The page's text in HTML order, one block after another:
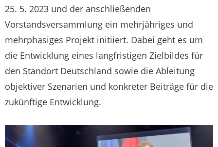
25. 5. 2023 und der anschließenden
Vorstandsversammlung ein mehrjähriges und
mehr­phasiges Projekt initiiert. Dabei geht es um
die Entwicklung eines langfristigen Zielbildes für
den Standort Deutschland sowie die Ableitung
objektiver Szenarien und konkreter Beiträge für die
zukünftige Entwicklung.